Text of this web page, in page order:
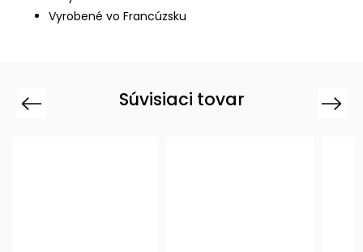
Vyrobené vo Francúzsku
Súvisiaci tovar
Previous Next